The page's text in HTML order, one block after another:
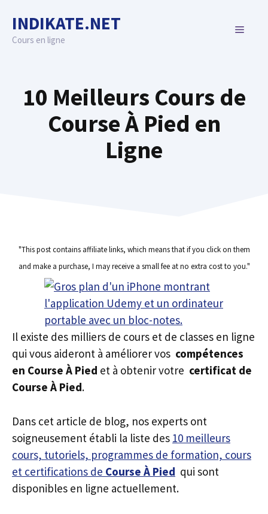
content
INDIKATE.NET
Cours en ligne
MENU
10 Meilleurs Cours de
Course À Pied en
Ligne
"This post contains affiliate links, which means that if you click on them
and make a purchase, I may receive a small fee at no extra cost to you."
Il existe des milliers de cours et de classes en ligne
qui vous aideront à améliorer vos compétences
en Course À Pied et à obtenir votre certificat de
Course À Pied.
Dans cet article de blog, nos experts ont
soigneusement établi la liste des 10 meilleurs
cours, tutoriels, programmes de formation, cours
et certifications de Course À Pied qui sont
disponibles en ligne actuellement.